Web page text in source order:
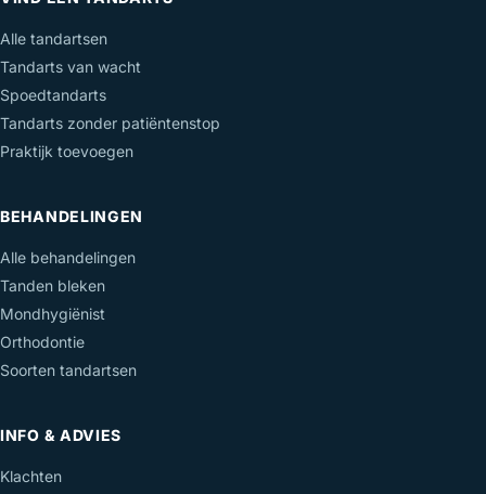
Alle tandartsen
Tandarts van wacht
Spoedtandarts
Tandarts zonder patiëntenstop
Praktijk toevoegen
BEHANDELINGEN
Alle behandelingen
Tanden bleken
Mondhygiënist
Orthodontie
Soorten tandartsen
INFO & ADVIES
Klachten